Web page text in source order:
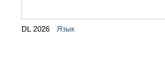
DL 2026 Язык